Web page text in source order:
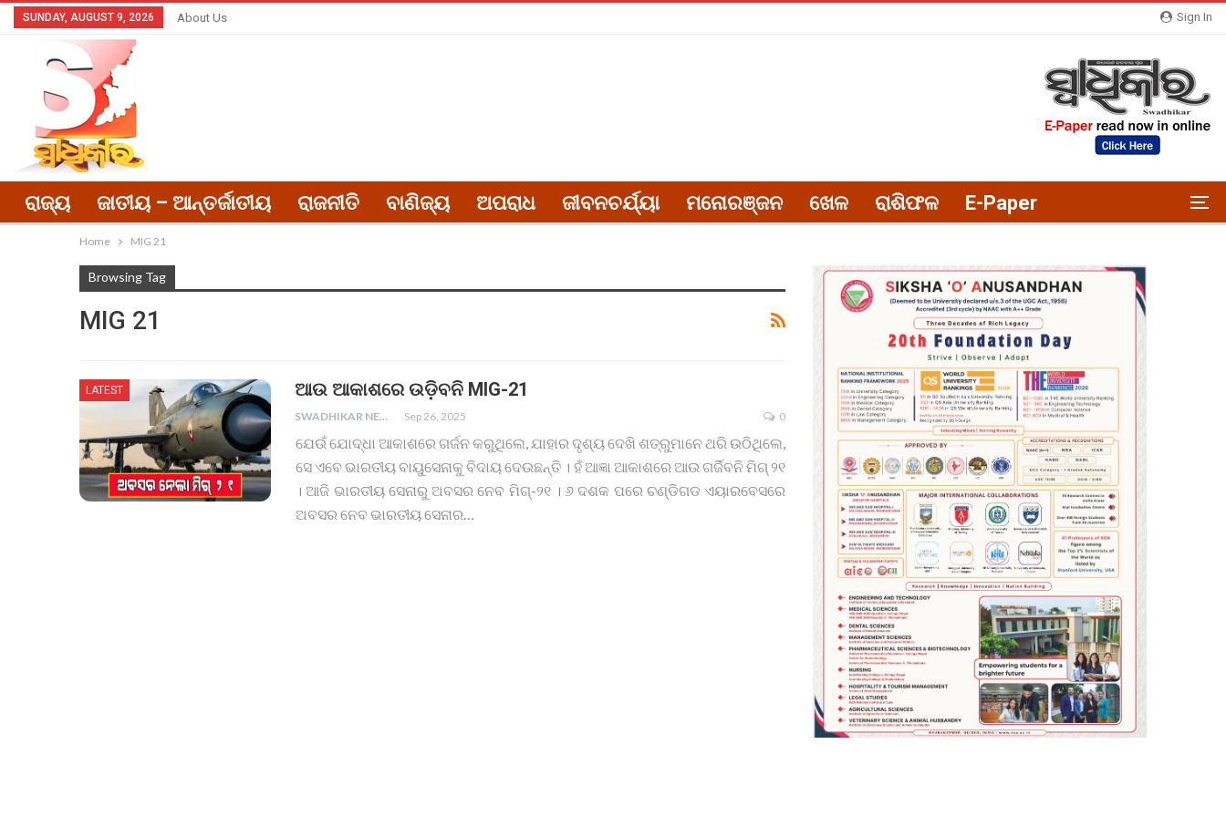
Sign In
SUNDAY, AUGUST 9, 2026 About Us
ରାଜ୍ୟ ଜାତୀୟ – ଆନ୍ତର୍ଜାତୀୟ ରାଜନୀତି ବାଣିଜ୍ୟ ଅପରାଧ ଜୀବନଚର୍ଯ୍ୟା ମନୋରଞ୍ଜନ ଖେଳ ରାଶିଫଳ E-Paper
Home MIG 21
Browsing Tag
MIG 21
LATEST ଆଉ ଆକାଶରେ ଉଡ଼ିବନି MIG-21
SWADHIKAR NEWS Sep 26, 2025 0
ଯେଉଁ ଯୋଦ୍ଧା ଆକାଶରେ ଗର୍ଜନ କରୁଥିଲେ, ଯାହାର ଦୃଶ୍ୟ ଦେଖି ଶତ୍ରୁମାନେ ଥରି ଉଠିଥିଲେ,
ସେ ଏବେ ଭାରତୀୟ ବାୟୁସେନାକୁ ବିଦାୟ ଦେଉଛନ୍ତି । ହଁ ଆଜ୍ଞା ଆକାଶରେ ଆଉ ଗର୍ଜିବନି ମିଗ୍ ୨୧
। ଆଜି ଭାରତୀୟ ସେନାରୁ ଅବସର ନେବ ମିଗ୍-୨୧ । ୬ ଦଶକ ପରେ ଚଣ୍ଡିଗଡ ଏୟାରବେସରେ
ଅବସର ନେବ ଭାରତୀୟ ସେନାର…